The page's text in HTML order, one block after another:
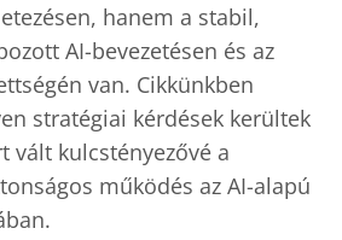
hanem a stabil,
AI-bevezetésen és az
van. Cikkünkben
stratégiai kérdések kerültek
vált kulcstényezővé a
működés az AI-alapú